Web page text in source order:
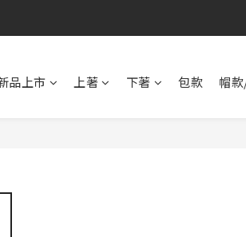
品上市 上著 下著 包款 帽